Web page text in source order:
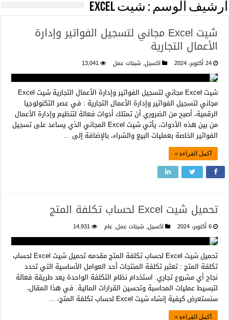
أرشيف الوسم : شيت Excel
شيت Excel مجاني لتسجيل الفواتير وإدارة
الأعمال التجارية
24 أكتوبر، 2024 اكسيل, شيتات عمل 13,041
شيت Excel مجاني لتسجيل الفواتير وإدارة الأعمال التجارية شيت Excel
مجاني لتسجيل الفواتير وإدارة الأعمال التجارية : في عصر التكنولوجيا
الرقمية، أصبح من الضروري أن تمتلك أدوات فعالة لتنظيم وإدارة الأعمال
من بين هذه الأدوات، يأتي شيت Excel المجاني الذي يساعد على تسجيل
الفواتير الخاصة بعمليات البيع والشراء، بالإضافة إلى …
أكمل القراءة »
تحميل شيت Excel لحساب تكلفة المتج
6 أكتوبر، 2024 اكسيل, شيتات عمل, عام 14,931
تحميل شيت Excel لحساب تكلفة المتج مقدمه تحميل شيت Excel لحساب
تكلفة المتج : تعتبر تكلفة المنتجات أحد العوامل الأساسية التي تحدد
نجاح أي مشروع تجاري. استخدام نظام التكلفة الواحدة يعد طريقة فعالة
لتبسيط عمليات المحاسبة وتحسين القرارات المالية. في هذا المقال،
سنستعرض كيفية إنشاء شيت Excel لحساب تكلفة المتج، …
أكمل القراءة »